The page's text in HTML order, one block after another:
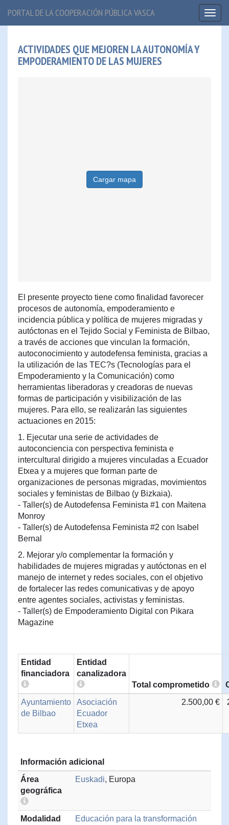
PORTAL DE LA COOPERACIÓN PÚBLICA VASCA
ACTIVIDADES QUE MEJOREN LA AUTONOMÍA Y
EMPODERAMIENTO DE LAS MUJERES
Cargar mapa
El presente proyecto tiene como finalidad favorecer
procesos de autonomía, empoderamiento e
incidencia pública y política de mujeres migradas y
autóctonas en el Tejido Social y Feminista de Bilbao,
a través de acciones que vinculan la formación,
autoconocimiento y autodefensa feminista, gracias a
la utilización de las TEC?s (Tecnologías para el
Empoderamiento y la Comunicación) como
herramientas liberadoras y creadoras de nuevas
formas de participación y visibilización de las
mujeres. Para ello, se realizarán las siguientes
actuaciones en 2015:
1. Ejecutar una serie de actividades de
autoconciencia con perspectiva feminista e
intercultural dirigido a mujeres vinculadas a Ecuador
Etxea y a mujeres que forman parte de
organizaciones de personas migradas, movimientos
sociales y feministas de Bilbao (y Bizkaia).
- Taller(s) de Autodefensa Feminista #1 con Maitena
Monroy
- Taller(s) de Autodefensa Feminista #2 con Isabel
Bernal
2. Mejorar y/o complementar la formación y
habilidades de mujeres migradas y autóctonas en el
manejo de internet y redes sociales, con el objetivo
de fortalecer las redes comunicativas y de apoyo
entre agentes sociales, activistas y feministas.
- Taller(s) de Empoderamiento Digital con Pikara
Magazine
Entidad
financiadora
Entidad
canalizadora
Total comprometido
Ayuntamiento
de Bilbao
Asociación
Ecuador
Etxea
2.500,00 €
Información adicional
Área
geográfica
Euskadi, Europa
Modalidad
Educación para la transformación